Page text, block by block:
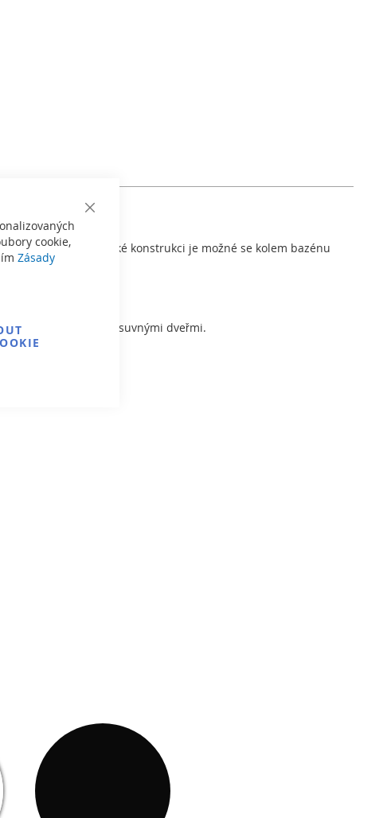
Close
cookie,
Zásady
Díky vysoké konstrukci je možné se kolem bazénu
tvarem a posuvnými dveřmi.